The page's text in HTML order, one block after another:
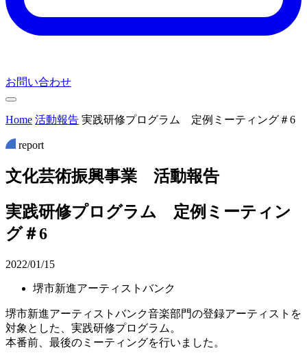
お問い合わせ
Home 活動報告 実践研修プログラム 定例ミーティング＃6
report
文化芸術振興事業 活動報告
実践研修プログラム 定例ミーティン
グ＃6
2022/01/15
堺市新進アーティストバンク
堺市新進アーティストバンク音楽部門の登録アーティストを
対象とした、実践研修プログラム。
本番前、最後のミーティングを行いました。